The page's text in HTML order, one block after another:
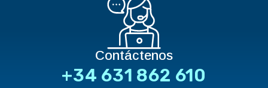
Contáctenos
+34 631 862 610